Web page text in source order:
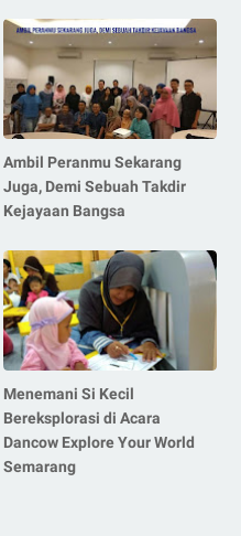
Ambil Peranmu Sekarang
Juga, Demi Sebuah Takdir
Kejayaan Bangsa
Menemani Si Kecil
Bereksplorasi di Acara
Dancow Explore Your World
Semarang